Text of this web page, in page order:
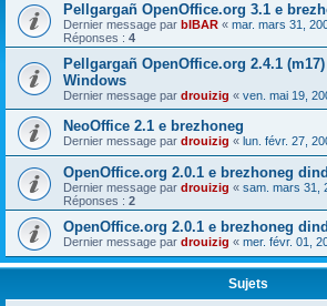
Pellgargañ OpenOffice.org 3.1 e
Dernier message par bIBAR « mar. mars 31,
Réponses : 4
Pellgargañ OpenOffice.org 2.4.1
Windows
Dernier message par drouizig « ven. mai 19,
NeoOffice 2.1 e brezhoneg
Dernier message par drouizig « lun. févr. 27,
OpenOffice.org 2.0.1 e brezhoneg
Dernier message par drouizig « sam. mars 31,
Réponses : 2
OpenOffice.org 2.0.1 e brezhoneg
Dernier message par drouizig « mer. févr. 01,
Sujets